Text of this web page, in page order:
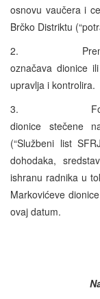
osnovu vaučera i
Brčko Distriktu
2. Prema ovom
označava dionice
upravlja i kontrolira.
3. Fond neće
dionice stečene
(“Službeni list
dohodaka,
ishranu radnika u
Markovićeve
ovaj datum.